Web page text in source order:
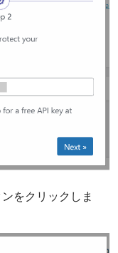
をクリックしま